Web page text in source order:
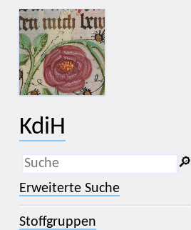
KdiH
_
(der Unterstrich) ist Platzhalter für
genau ein Zeichen.
% (das Prozentzeichen) ist Platzhalter
für kein, ein oder mehr als ein
🔎︎
Erweiterte Suche
Stoffgruppen